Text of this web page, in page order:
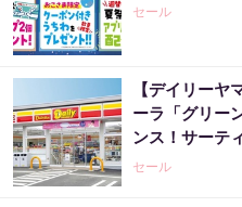
セール
【デイリーヤ
ーラ「グリー
ンス！サーテ
どお得企画も
セール